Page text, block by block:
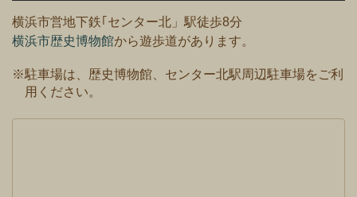
横浜市営地下鉄｢センター北」駅徒歩8分
横浜市歴史博物館から遊歩道があります。
※駐車場は、歴史博物館、センター北駅周辺駐車場をご利
用ください。